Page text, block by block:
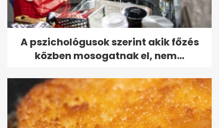
A pszichológusok szerint akik főzés
közben mosogatnak el, nem...